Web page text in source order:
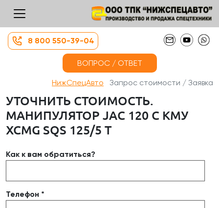
8 800 550-39-04
ВОПРОС / ОТВЕТ
НижСпецАвто Запрос стоимости / Заявка
УТОЧНИТЬ СТОИМОСТЬ.
МАНИПУЛЯТОР JAC 120 С КМУ
XCMG SQS 125/5 Т
Как к вам обратиться?
Телефон *